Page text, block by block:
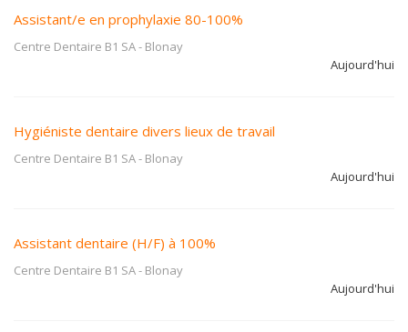
Assistant/e en prophylaxie 80-100%
Centre Dentaire B1 SA- Blonay
Aujourd'hui
Hygiéniste dentaire divers lieux de travail
Centre Dentaire B1 SA- Blonay
Aujourd'hui
Assistant dentaire (H/F) à 100%
Centre Dentaire B1 SA- Blonay
Aujourd'hui